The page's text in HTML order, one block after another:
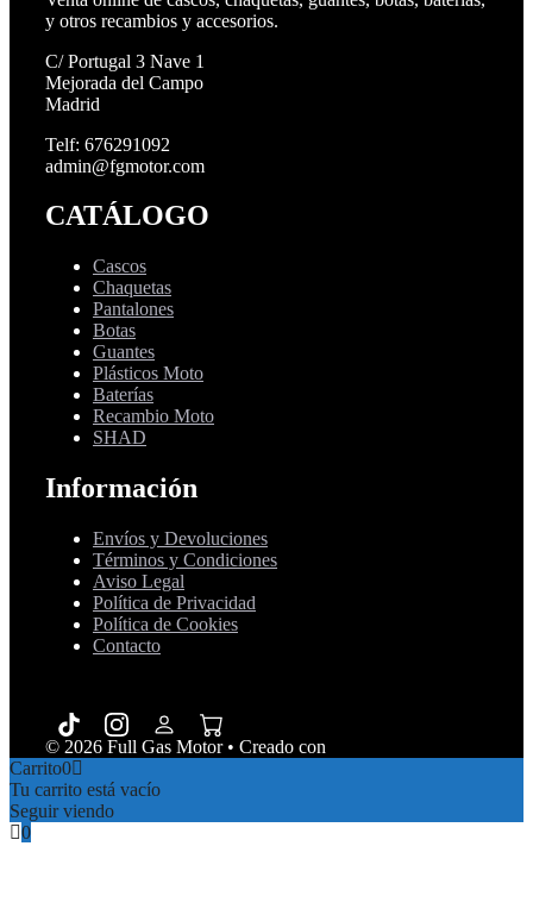
y otros recambios y accesorios.
C/ Portugal 3 Nave 1
Mejorada del Campo
Madrid
Telf: 676291092
admin@fgmotor.com
CATÁLOGO
Cascos
Chaquetas
Pantalones
Botas
Guantes
Plásticos Moto
Baterías
Recambio Moto
SHAD
Información
Envíos y Devoluciones
Términos y Condiciones
Aviso Legal
Política de Privacidad
Política de Cookies
Contacto
© 2026 Full Gas Motor• Creado con
Carrito0
Tu carrito está vacío
Seguir viendo
0